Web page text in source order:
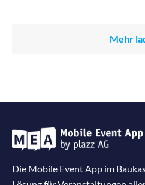
Mehr
Die Mobile Event App im